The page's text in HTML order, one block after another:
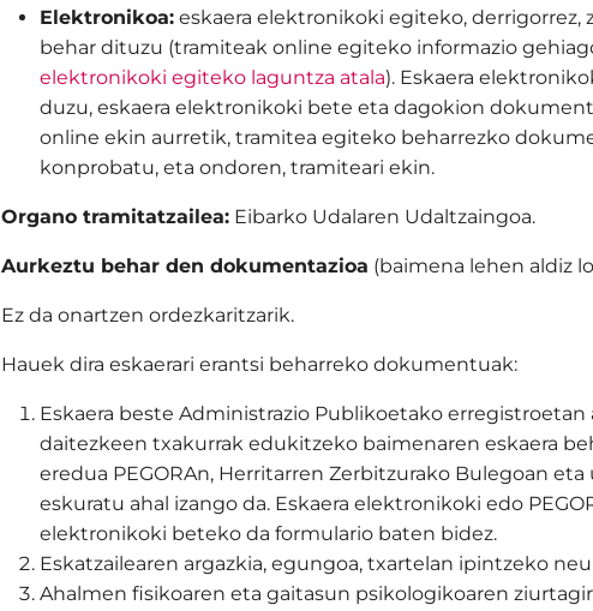
Elektronikoa: eskaera elektronikoki egiteko, derrigorrez,
behar dituzu (tramiteak online egiteko informazio
elektronikoki egiteko laguntza atala). Eskaera
duzu, eskaera elektronikoki bete eta dagokion
online ekin aurretik, tramitea egiteko beharrezko
konprobatu, eta ondoren, tramiteari ekin.
Organo tramitatzailea: Eibarko Udalaren Udaltzaingoa.
Aurkeztu behar den dokumentazioa (baimena lehen aldiz
Ez da onartzen ordezkaritzarik.
Hauek dira eskaerari erantsi beharreko dokumentuak:
Eskaera beste Administrazio Publikoetako
daitezkeen txakurrak edukitzeko baimenaren eskaera
eredua PEGORAn, Herritarren Zerbitzurako Bulegoan
eskuratu ahal izango da. Eskaera elektronikoki edo
elektronikoki beteko da formulario baten bidez.
Eskatzailearen argazkia, egungoa, txartelan ipintzeko
Ahalmen fisikoaren eta gaitasun psikologikoaren